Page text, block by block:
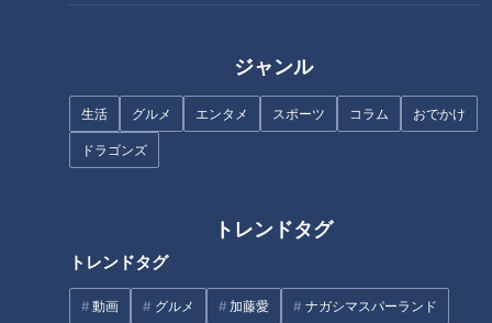
ジャンル
生活 グルメ エンタメ スポーツ コラム おでかけ
ドラゴンズ
トレンドタグ
トレンドタグ
動画 グルメ 加藤愛 ナガシマスパーランド
ード『おっぱいまんじゅう』を
ほぼ愛知・豊川市だけ愛されフ
ード『たけの子パン』をいただ
きます！【チャント！】
だきます！【チャント！】